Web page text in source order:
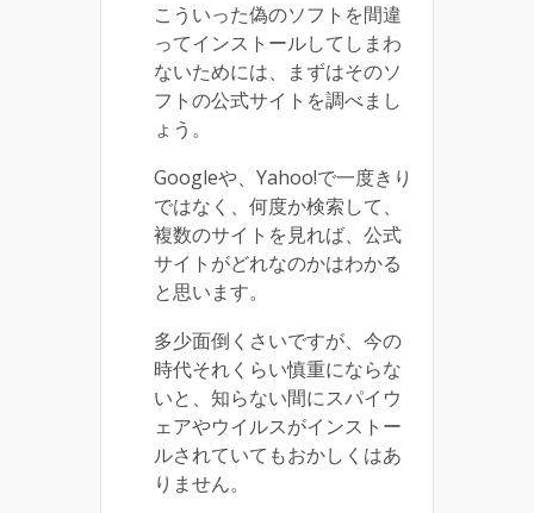
こういった偽のソフトを間違
ってインストールしてしまわ
ないためには、まずはそのソ
フトの公式サイトを調べまし
ょう。
Googleや、Yahoo!で一度きり
ではなく、何度か検索して、
複数のサイトを見れば、公式
サイトがどれなのかはわかる
と思います。
多少面倒くさいですが、今の
時代それくらい慎重にならな
いと、知らない間にスパイウ
ェアやウイルスがインストー
ルされていてもおかしくはあ
りません。